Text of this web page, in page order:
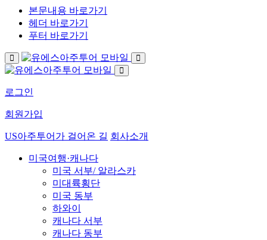
본문내용 바로가기
헤더 바로가기
푸터 바로가기
로그인
회원가입
US아주투어가 걸어온 길 회사소개
미국여행·캐나다
미국 서부/ 알라스카
미대륙횡단
미국 동부
하와이
캐나다 서부
캐나다 동부